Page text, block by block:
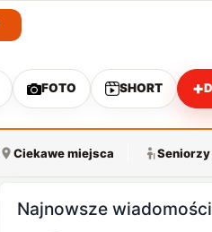
FOTO SHORT +
Ciekawe miejsca Seniorzy
Najnowsze wiadomości